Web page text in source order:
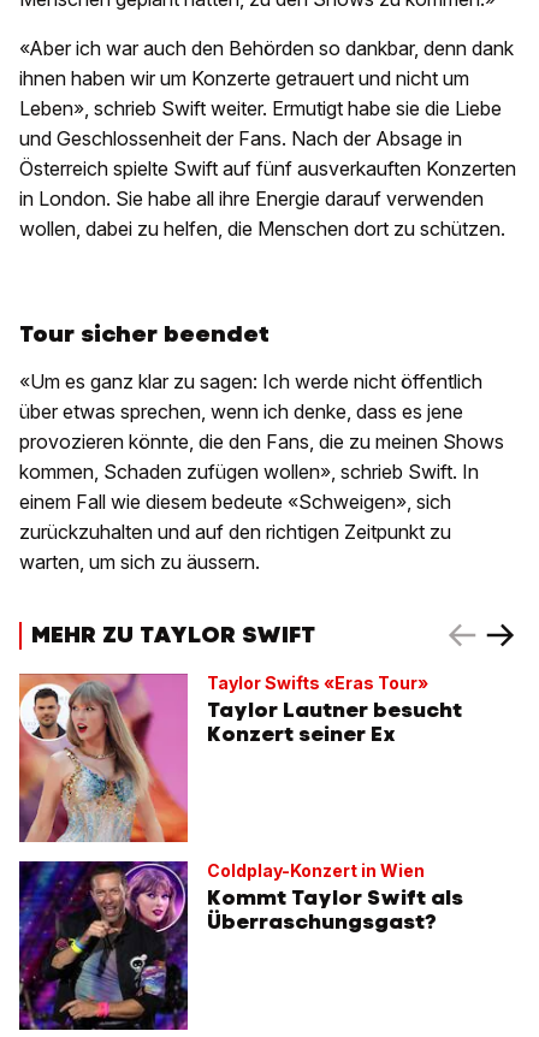
«Aber ich war auch den Behörden so dankbar, denn dank
ihnen haben wir um Konzerte getrauert und nicht um
Leben», schrieb Swift weiter. Ermutigt habe sie die Liebe
und Geschlossenheit der Fans. Nach der Absage in
Österreich spielte Swift auf fünf ausverkauften Konzerten
in London. Sie habe all ihre Energie darauf verwenden
wollen, dabei zu helfen, die Menschen dort zu schützen.
Tour sicher beendet
«Um es ganz klar zu sagen: Ich werde nicht öffentlich
über etwas sprechen, wenn ich denke, dass es jene
provozieren könnte, die den Fans, die zu meinen Shows
kommen, Schaden zufügen wollen», schrieb Swift. In
einem Fall wie diesem bedeute «Schweigen», sich
zurückzuhalten und auf den richtigen Zeitpunkt zu
warten, um sich zu äussern.
MEHR ZU TAYLOR SWIFT
Taylor Swifts «Eras Tour»
Taylor Lautner besucht
Konzert seiner Ex
Coldplay-Konzert in Wien
Kommt Taylor Swift als
Überraschungsgast?